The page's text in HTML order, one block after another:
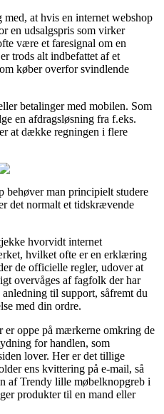
at hvis en internet webshop
en udsalgspris som virker
være et faresignal om en
trods alt indbefattet af et
køber overfor svindlende
betalinger med mobilen. Som
en afdragsløsning fra f.eks.
at dække regningen i flere
behøver man principielt studere
det normalt et tidskrævende
hvorvidt internet
hvilket ofte er en erklæring
de officielle regler, udover at
overvåges af fagfolk der har
til support, såfremt du
med din ordre.
er oppe på mærkerne omkring de
for handlen, som
lover. Her er det tillige
ens kvittering på e-mail, så
af Trendy lille møbelknopgreb i
produkter til en mand eller